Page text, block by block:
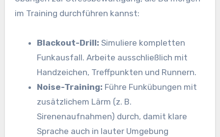
im Training durchführen kannst:
Blackout-Drill: Simuliere kompletten
Funkausfall. Arbeite ausschließlich mit
Handzeichen, Treffpunkten und Runnern.
Noise-Training: Führe Funkübungen mit
zusätzlichem Lärm (z. B.
Sirenenaufnahmen) durch, damit klare
Sprache auch in lauter Umgebung